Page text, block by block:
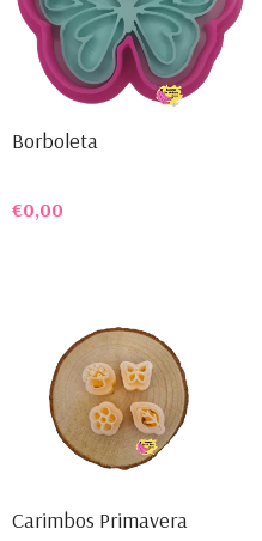
Borboleta
€0,00
Carimbos Primavera